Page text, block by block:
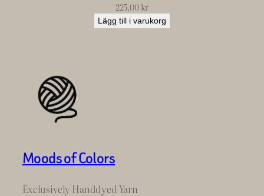
225,00kr
Lägg till i varukorg
Moods of Colors
Exclusively Handdyed Yarn